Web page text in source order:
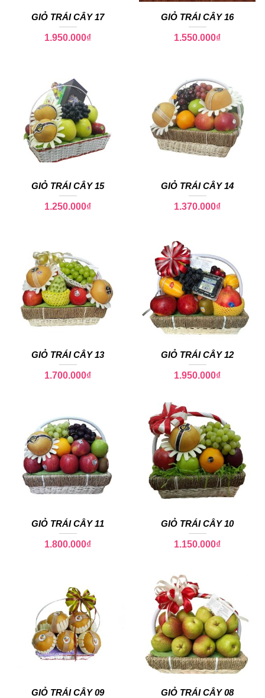
GIỎ TRÁI CÂY 17
1.950.000₫
GIỎ TRÁI CÂY 16
1.550.000₫
GIỎ TRÁI CÂY 15
1.250.000₫
GIỎ TRÁI CÂY 14
1.370.000₫
GIỎ TRÁI CÂY 13
1.700.000₫
GIỎ TRÁI CÂY 12
1.950.000₫
GIỎ TRÁI CÂY 11
1.800.000₫
GIỎ TRÁI CÂY 10
1.150.000₫
GIỎ TRÁI CÂY 09 GIỎ TRÁI CÂY 08